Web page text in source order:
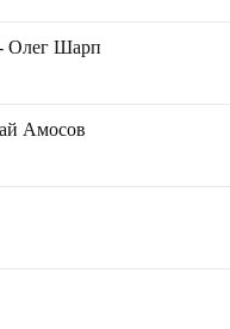
- Олег Шарп
Амосов